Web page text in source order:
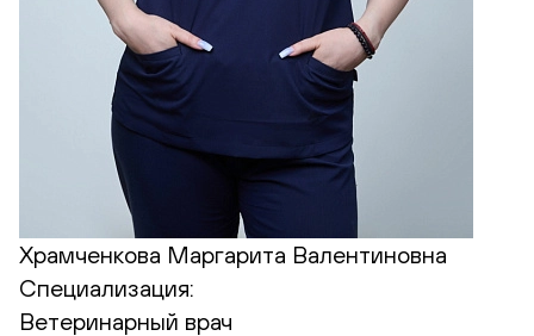
Храмченкова Маргарита Валентиновна
Специализация:
Ветеринарный врач